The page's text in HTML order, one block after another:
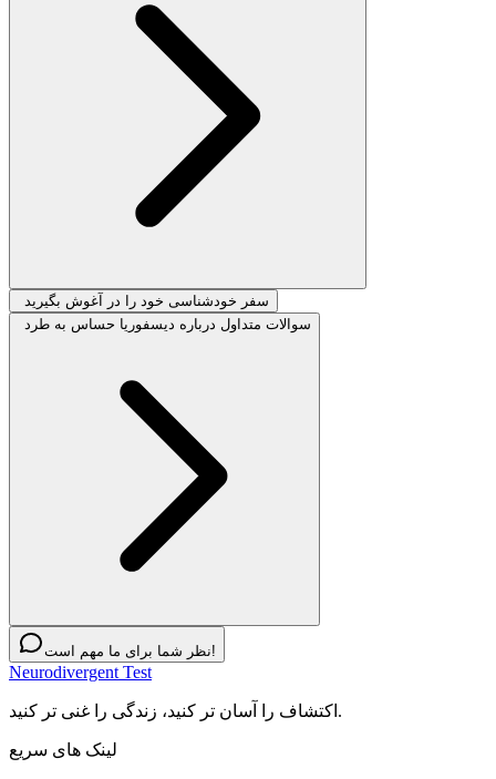
سفر خودشناسی خود را در آغوش بگیرید
سوالات متداول درباره دیسفوریا حساس به طرد
نظر شما برای ما مهم است!
Neurodivergent Test
اکتشاف را آسان تر کنید، زندگی را غنی تر کنید.
لینک های سریع